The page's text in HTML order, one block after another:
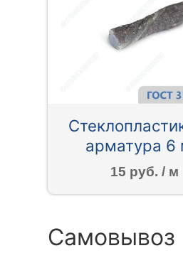
арматура 6
15 руб. / м
Самовывоз